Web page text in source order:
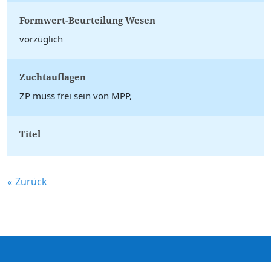
Formwert-Beurteilung Wesen
vorzüglich
Zuchtauflagen
ZP muss frei sein von MPP,
Titel
Zurück